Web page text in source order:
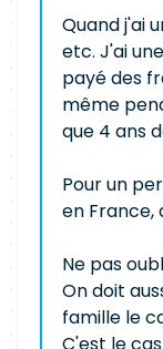
Quand j'ai
etc. J'ai
payé des
même
que 4 ans
Pour un
en France,
Ne pas
On doit
famille le